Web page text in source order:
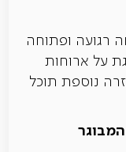
רגועה ופתוחה
על ארוחות
נוספת תוכל